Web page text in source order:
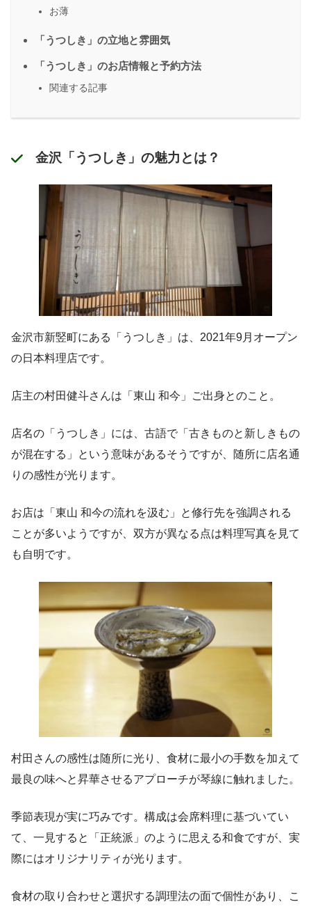
お薄
「うつしき」の立地と雰囲気
「うつしき」のお店情報と予約方法
関連する記事
金沢「うつしき」の魅力とは？
金沢市新竪町にある「うつしき」は、2021年9月オープン
の日本料理店です。
店主の村田健斗さんは「東山 和今」ご出身とのこと。
店名の「うつしき」には、古語で「古きものと新しきもの
が混在する」という意味があるそうですが、随所に店名通
りの感性が光ります。
お店は「東山 和今の流れを汲む」と修行先を強調される
ことが多いようですが、双方が異なる点は料理写真を見て
も自明です。
村田さんの感性は随所に光り、食材に最小の手数を加えて
最良の味へと昇華させるアプローチが琴線に触れました。
季節表現が実に巧みです。構成は会席料理に基づいてい
て、一見すると「正統派」のように思える和食ですが、実
際にはオリジナリティが光ります。
食材の取り合わせと選択する調理法の面で個性があり、こ